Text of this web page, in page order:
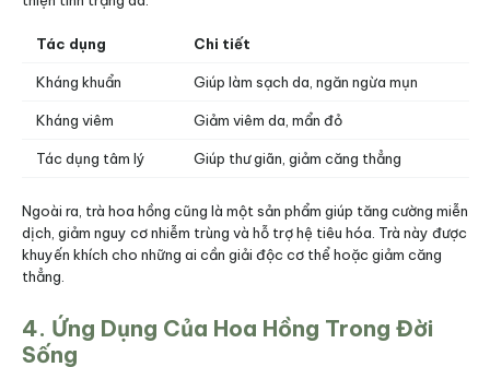
Tác dụng Chi tiết
Kháng khuẩn Giúp làm sạch da, ngăn ngừa mụn
Kháng viêm Giảm viêm da, mẩn đỏ
Tác dụng tâm lý Giúp thư giãn, giảm căng thẳng
Ngoài ra, trà hoa hồng cũng là một sản phẩm giúp tăng cường miễn
dịch, giảm nguy cơ nhiễm trùng và hỗ trợ hệ tiêu hóa. Trà này được
khuyến khích cho những ai cần giải độc cơ thể hoặc giảm căng
thẳng.
4. Ứng Dụng Của Hoa Hồng Trong Đời
Sống